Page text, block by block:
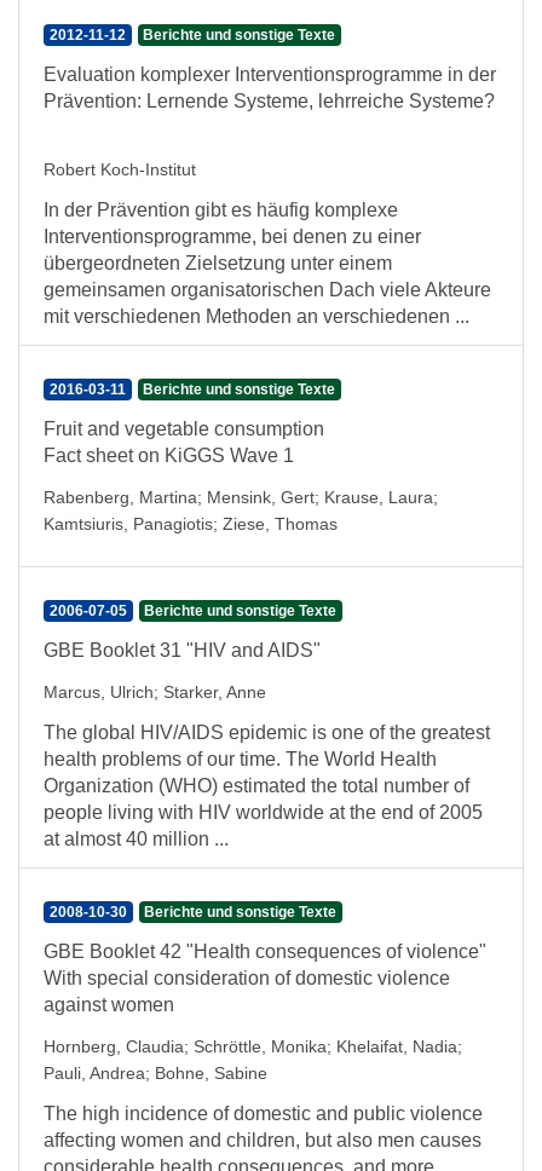
2012-11-12 Berichte und sonstige Texte
Evaluation komplexer Interventionsprogramme in der
Prävention: Lernende Systeme, lehrreiche Systeme?
Robert Koch-Institut
In der Prävention gibt es häufig komplexe
Interventionsprogramme, bei denen zu einer
übergeordneten Zielsetzung unter einem
gemeinsamen organisatorischen Dach viele Akteure
mit verschiedenen Methoden an verschiedenen ...
2016-03-11 Berichte und sonstige Texte
Fruit and vegetable consumption
Fact sheet on KiGGS Wave 1
Rabenberg, Martina; Mensink, Gert; Krause, Laura;
Kamtsiuris, Panagiotis; Ziese, Thomas
2006-07-05 Berichte und sonstige Texte
GBE Booklet 31 "HIV and AIDS"
Marcus, Ulrich; Starker, Anne
The global HIV/AIDS epidemic is one of the greatest
health problems of our time. The World Health
Organization (WHO) estimated the total number of
people living with HIV worldwide at the end of 2005
at almost 40 million ...
2008-10-30 Berichte und sonstige Texte
GBE Booklet 42 "Health consequences of violence"
With special consideration of domestic violence
against women
Hornberg, Claudia; Schröttle, Monika; Khelaifat, Nadia;
Pauli, Andrea; Bohne, Sabine
The high incidence of domestic and public violence
affecting women and children, but also men causes
considerable health consequences, and more